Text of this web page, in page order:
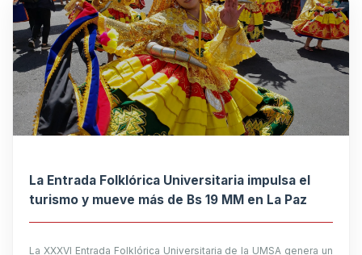
La Entrada Folklórica Universitaria impulsa el
turismo y mueve más de Bs 19 MM en La Paz
La XXXVI Entrada Folklórica Universitaria de la UMSA genera un